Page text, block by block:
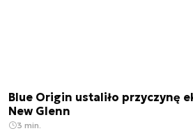
Blue Origin ustaliło przyczynę
New Glenn
3 min.